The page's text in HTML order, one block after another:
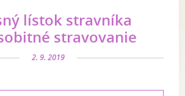
lístok stravníka
stravovanie
2. 9. 2019